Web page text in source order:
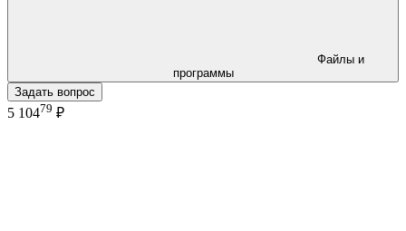
программы
Задать вопрос
5 10479 ₽